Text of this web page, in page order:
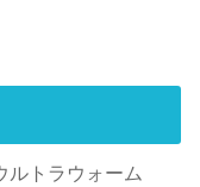
ルトラウォーム